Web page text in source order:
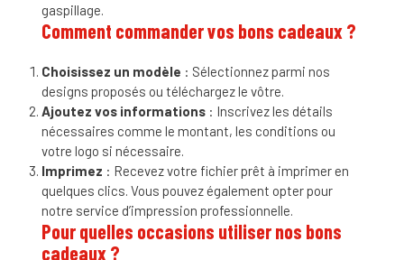
gaspillage.
Comment commander vos bons cadeaux ?
Choisissez un modèle : Sélectionnez parmi nos
designs proposés ou téléchargez le vôtre.
Ajoutez vos informations: Inscrivez les détails
nécessaires comme le montant, les conditions ou
votre logo si nécessaire.
Imprimez : Recevez votre fichier prêt à imprimer en
quelques clics. Vous pouvez également opter pour
notre service d’impression professionnelle.
Pour quelles occasions utiliser nos bons
cadeaux ?